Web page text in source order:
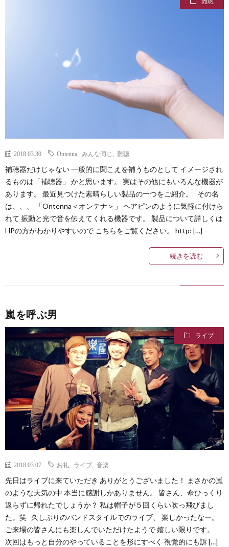
2018.03.30 Ontenna みんな同じ 難聴
補聴器だけじゃない 一般的に聞こえを補うものとして イメージされ
るものは「補聴器」 かと思います。 実はその他にもいろんな機器が
あります。 最近見つけた素晴らしい製品の一つをご紹介。 その名
は、、、 「Ontenna＜オンテナ＞」 ヘアピンのように気軽に付けら
れて 振動と光で音を伝えてくれる機器です。 製品について詳しくは
HPの方がわかりやすいので こちらをご覧ください。 http: […]
続きを読む
嵐を呼ぶ男
ライブ
2018.03.07 お礼 ライブ 音楽
先日はライブに来ていただき ありがとうございました！ まさかの嵐
のような天気の中 本当に感謝しかありません。 皆さん、傘ひっくり
返らずに帰れたでしょうか？ 私は帽子が５回くらい吹っ飛びまし
た。笑 久しぶりのバンドスタイルでのライブ、 楽しかったなー。
ご来場の皆さんにも楽しんでいただけたようで 嬉しい限りです。
次回はもっと自分のやっていることを形にすべく 視覚的にも訴 […]